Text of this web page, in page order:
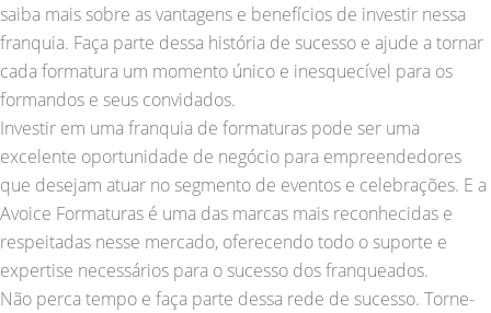
saiba mais sobre as vantagens e benefícios de investir nessa
franquia. Faça parte dessa história de sucesso e ajude a tornar
cada formatura um momento único e inesquecível para os
formandos e seus convidados.
Investir em uma franquia de formaturas pode ser uma
excelente oportunidade de negócio para empreendedores
que desejam atuar no segmento de eventos e celebrações. E a
Avoice Formaturas é uma das marcas mais reconhecidas e
respeitadas nesse mercado, oferecendo todo o suporte e
expertise necessários para o sucesso dos franqueados.
Não perca tempo e faça parte dessa rede de sucesso. Torne-